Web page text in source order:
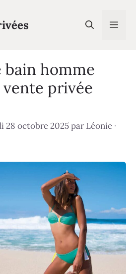
bain homme
privée
28 octobre 2025parLéonie ·